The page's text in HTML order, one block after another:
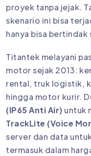
proyek tanpa jejak.
skenario ini bisa
hanya bisa
Titantek melayani
motor sejak 2013:
rental, truk logistik,
hingga motor kurir.
(IP65 Anti Air) untuk
TrackLite (Voice
server dan data
termasuk dalam